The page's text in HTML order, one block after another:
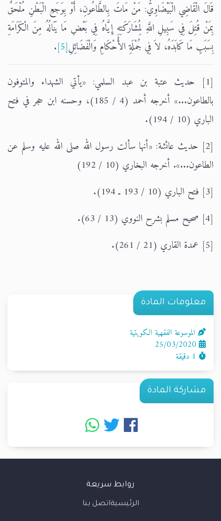
قَالَ الْقَاضِي الْبَيْضَاوِيُّ: مَنْ مَاتَ بِالطَّاعُونِ، أَوْ بِوَجَعِ الْبَطْنِ مُلْحَقٌ
بِمَنْ قُتِلَ فِي سَبِيلِ اللَّهِ لِمُشَارَكَتِهِ إِيَّاهُ فِي بَعْضِ مَا يَنَالُهُ مِنَ الْكَرَامَةِ
بِسَبَبِ مَا كَابَدَهُ، لاَ فِي جُمْلَةِ الأَْحْكَامِ وَالْفَضَائِلِ[5]
.
[1] حديث عتبة بن عبد السلمي: «يأتي الشهداء والمتوفون
بالطاعون...» أخرجه أحمد (4 / 185)، وحسنه ابن حجر في فتح
الباري (10 / 194).
[2] حديث عائشة: «أنها سألت رسول الله صلى الله عليه وسلم عن
الطاعون...». أخرجه البخاري (10 / 192)
[3] فتح الباري (10 / 193 ـ 194).
[4] صحيح مسلم بشرح النووي (13 / 63).
[5] عمدة القاري (21 / 261).
معلومات المادة
الموسوعة الفقهية الكويتية
1 دقيقة
مشاركة المادة
روابط سريعة
الرئيسيةاتصل بنا